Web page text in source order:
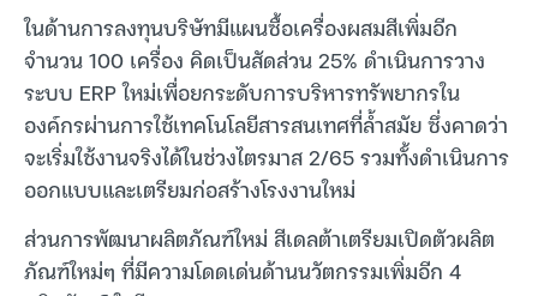
ในด้านการลงทุนบริษัทมีแผนซื้อเครื่องผสมสีเพิ่มอีก
จำนวน 100 เครื่อง คิดเป็นสัดส่วน 25% ดำเนินการวาง
ระบบ ERP ใหม่เพื่อยกระดับการบริหารทรัพยากรใน
องค์กรผ่านการใช้เทคโนโลยีสารสนเทศที่ล้ำสมัย ซึ่งคาดว่า
จะเริ่มใช้งานจริงได้ในช่วงไตรมาส 2/65 รวมทั้งดำเนินการ
ออกแบบและเตรียมก่อสร้างโรงงานใหม่
ส่วนการพัฒนาผลิตภัณฑ์ใหม่ สีเดลต้าเตรียมเปิดตัวผลิต
ภัณฑ์ใหม่ๆ ที่มีความโดดเด่นด้านนวัตกรรมเพิ่มอีก 4